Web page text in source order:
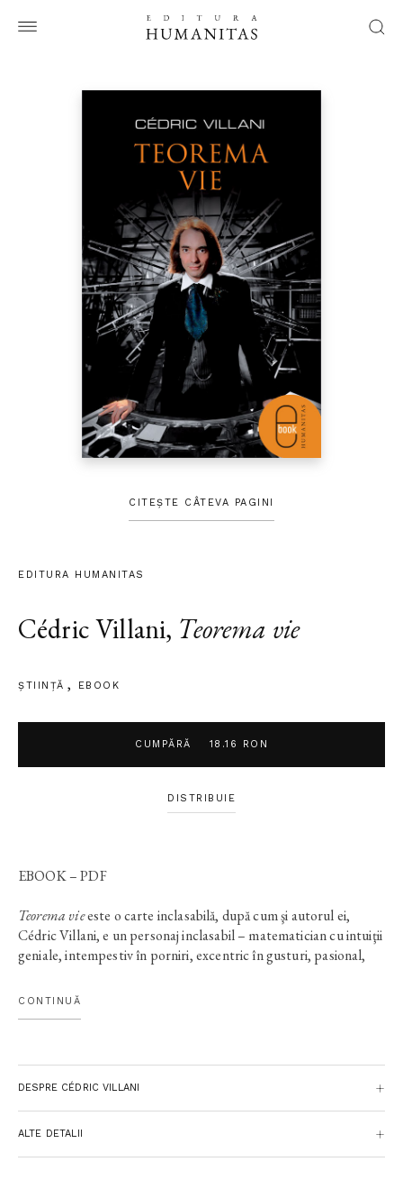
CITEȘTE CÂTEVA PAGINI
EDITURA HUMANITAS
Cédric Villani, Teorema vie
ȘTIINŢĂ EBOOK
DISTRIBUIE
CUMPĂRĂ 18.16 RON
EBOOK – PDF
Teorema vieeste o carte inclasabilă, după cum şi autorul ei,
Cédric Villani, e un personaj inclasabil – matematician cu intuiţii
geniale, intempestiv în porniri, excentric în gusturi, pasional,
vedetă a ştiinţei, răsplătit cu Medalia Fields (echivalentul
Nobelului) în matematică, Villani ne spune în
CONTINUĂ
DESPRE CÉDRIC VILLANI
ALTE DETALII